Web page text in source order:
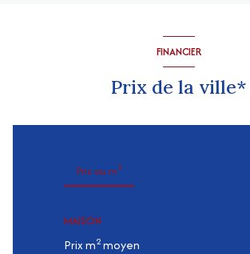
FINANCIER
Prix de la ville*
Prix au m2
MAISON
Prix m2moyen